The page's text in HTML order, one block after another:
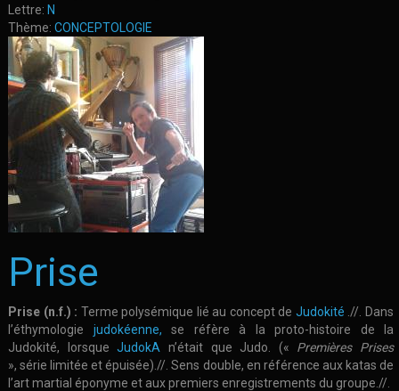
Lettre: N
Thème: CONCEPTOLOGIE
Prise
Prise (n.f.) : Terme polysémique lié au concept de Judokité .//. Dans
l’éthymologie judokéenne, se réfère à la proto-histoire de la
Judokité, lorsqueJudokA n’était que Judo. (« Premières Prises
», série limitée et épuisée).//. Sens double, en référence aux katas de
l’art martial éponyme et aux premiers enregistrements du groupe.//.